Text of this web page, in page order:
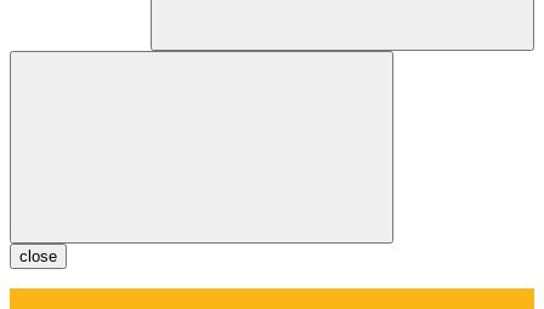
close